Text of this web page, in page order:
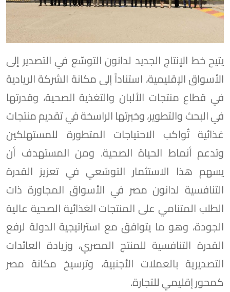
يتيح خط الإنتاج الجديد لدانون التوسّع في التصدير إلى
الأسواق الإقليمية، استناداً إلى مكانة الشركة الريادية
في قطاع منتجات الألبان والتغذية الصحية، وقدرتها
في البحث والتطوير، وخبرتها الراسخة في تقديم منتجات
غذائية تُواكب الاحتياجات المتطورة للمستهلكين
وتدعم أنماط الحياة الصحية. ومن المستهدف أن
يسهم هذا الاستثمار التوسّعي في تعزيز القدرة
التنافسية لدانون مصر في الأسواق المجاورة ذات
الطلب المتنامي على المنتجات الغذائية الصحية عالية
الجودة، وهو ما يتوافق مع استراتيجية الدولة لرفع
القدرة التنافسية للمنتج المصري، وزيادة العائدات
التصديرية بالعملات الأجنبية، وترسيخ مكانة مصر
كمحور إقليمي للتجارة.